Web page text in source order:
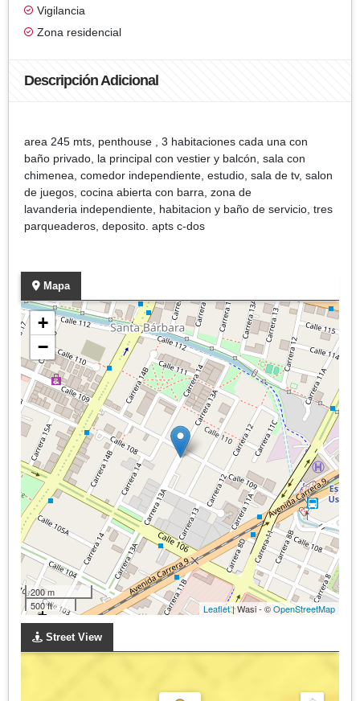
Vigilancia
Zona residencial
Descripción Adicional
area 245 mts, penthouse , 3 habitaciones cada una con
baño privado, la principal con vestier y balcón, sala con
chimenea, comedor independiente, estudio, sala de tv, salon
de juegos, cocina abierta con barra, zona de
lavanderia independiente, habitacion y baño de servicio, tres
parqueaderos, deposito. apts c-dos
Mapa
+
−
200 m
500 ft
Leaflet| Wasi - ©OpenStreetMap
Street View